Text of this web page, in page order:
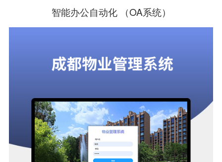
智能办公自动化 （OA系统）